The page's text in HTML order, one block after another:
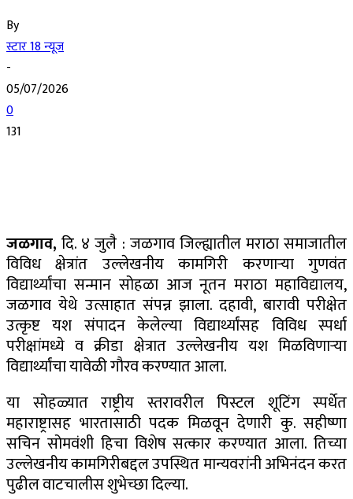
By
स्टार 18 न्यूज
-
05/07/2026
0
131
जळगाव, दि. ४ जुलै : जळगाव जिल्ह्यातील मराठा समाजातील
विविध क्षेत्रांत उल्लेखनीय कामगिरी करणाऱ्या गुणवंत
विद्यार्थ्यांचा सन्मान सोहळा आज नूतन मराठा महाविद्यालय,
जळगाव येथे उत्साहात संपन्न झाला. दहावी, बारावी परीक्षेत
उत्कृष्ट यश संपादन केलेल्या विद्यार्थ्यांसह विविध स्पर्धा
परीक्षांमध्ये व क्रीडा क्षेत्रात उल्लेखनीय यश मिळविणाऱ्या
विद्यार्थ्यांचा यावेळी गौरव करण्यात आला.
या सोहळ्यात राष्ट्रीय स्तरावरील पिस्टल शूटिंग स्पर्धेत
महाराष्ट्रासह भारतासाठी पदक मिळवून देणारी कु. सहीष्णा
सचिन सोमवंशी हिचा विशेष सत्कार करण्यात आला. तिच्या
उल्लेखनीय कामगिरीबद्दल उपस्थित मान्यवरांनी अभिनंदन करत
पुढील वाटचालीस शुभेच्छा दिल्या.